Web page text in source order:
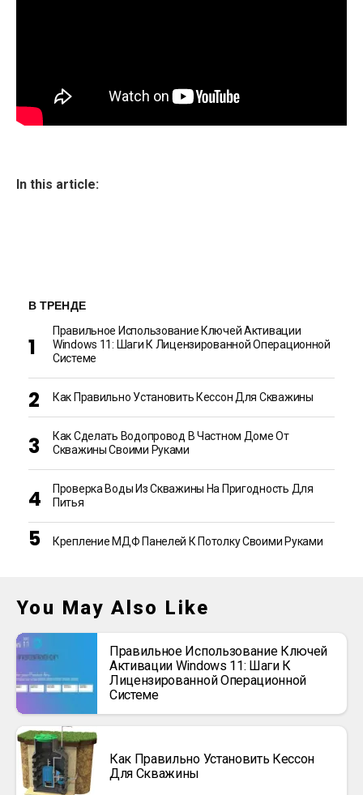
In this article:
В ТРЕНДЕ
Правильное Использование Ключей Активации
Windows 11: Шаги К Лицензированной Операционной
Системе
Как Правильно Установить Кессон Для Скважины
Как Сделать Водопровод В Частном Доме От
Скважины Своими Руками
Проверка Воды Из Скважины На Пригодность Для
Питья
Крепление МДФ Панелей К Потолку Своими Руками
You May Also Like
Правильное Использование Ключей
Активации Windows 11: Шаги К
Лицензированной Операционной
Системе
Как Правильно Установить Кессон
Для Скважины